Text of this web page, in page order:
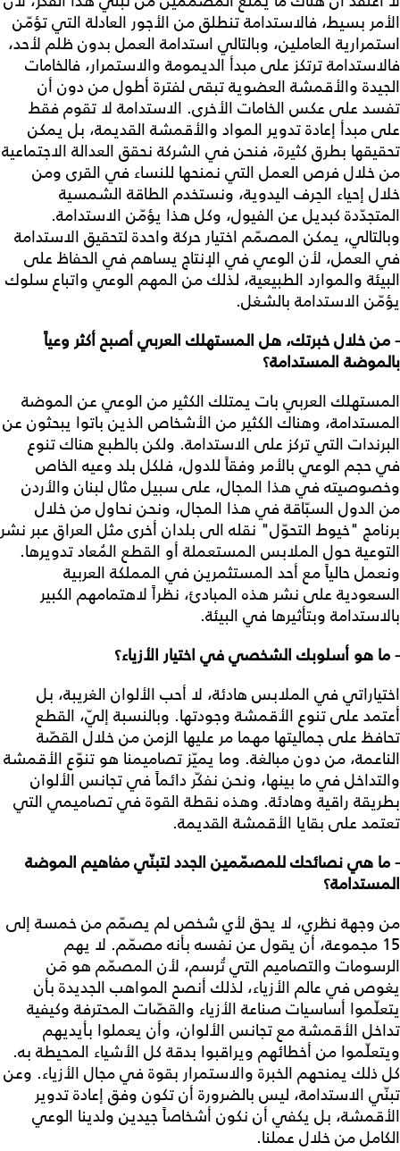
الأمر بسيط، فالاستدامة تنطلق من الأجور العادلة التي تؤمّن
استمرارية العاملين، وبالتالي استدامة العمل بدون ظلم لأحد،
فالاستدامة ترتكز على مبدأ الديمومة والاستمرار، فالخامات
الجيدة والأقمشة العضوية تبقى لفترة أطول من دون أن
تفسد على عكس الخامات الأخرى. الاستدامة لا تقوم فقط
على مبدأ إعادة تدوير المواد والأقمشة القديمة، بل يمكن
تحقيقها بطرق كثيرة، فنحن في الشركة نحقق العدالة الاجتماعية
من خلال فرص العمل التي نمنحها للنساء في القرى ومن
خلال إحياء الحِرف اليدوية، ونستخدم الطاقة الشمسية
المتجدّدة كبديل عن الفيول، وكل هذا يؤمّن الاستدامة.
وبالتالي، يمكن المصمّم اختيار حركة واحدة لتحقيق الاستدامة
في العمل، لأن الوعي في الإنتاج يساهم في الحفاظ على
البيئة والموارد الطبيعية، لذلك من المهم الوعي واتباع سلوك
يؤمّن الاستدامة بالشغل.
- من خلال خبرتك، هل المستهلك العربي أصبح أكثر وعياً
بالموضة المستدامة؟
المستهلك العربي بات يمتلك الكثير من الوعي عن الموضة
المستدامة، وهناك الكثير من الأشخاص الذين باتوا يبحثون عن
البرندات التي تركز على الاستدامة. ولكن بالطبع هناك تنوع
في حجم الوعي بالأمر وفقاً للدول، فلكل بلد وعيه الخاص
وخصوصيته في هذا المجال، على سبيل مثال لبنان والأردن
من الدول السبّاقة في هذا المجال، ونحن نحاول من خلال
برنامج "خيوط التحوّل" نقله الى بلدان أخرى مثل العراق عبر نشر
التوعية حول الملابس المستعملة أو القطع المُعاد تدويرها.
ونعمل حالياً مع أحد المستثمرين في المملكة العربية
السعودية على نشر هذه المبادئ، نظراً لاهتمامهم الكبير
بالاستدامة وبتأثيرها في البيئة.
- ما هو أسلوبك الشخصي في اختيار الأزياء؟
اختياراتي في الملابس هادئة، لا أحب الألوان الغريبة، بل
أعتمد على تنوع الأقمشة وجودتها. وبالنسبة إليّ، القطع
تحافظ على جماليتها مهما مر عليها الزمن من خلال القصّة
الناعمة، من دون مبالغة. وما يميّز تصاميمنا هو تنوّع الأقمشة
والتداخل في ما بينها، ونحن نفكّر دائماً في تجانس الألوان
بطريقة راقية وهادئة. وهذه نقطة القوة في تصاميمي التي
تعتمد على بقايا الأقمشة القديمة.
- ما هي نصائحك للمصمّمين الجدد لتبنّي مفاهيم الموضة
المستدامة؟
من وجهة نظري، لا يحق لأي شخص لم يصمّم من خمسة إلى
15 مجموعة، أن يقول عن نفسه بأنه مصمّم. لا يهم
الرسومات والتصاميم التي تُرسم، لأن المصمّم هو مَن
يغوص في عالم الأزياء، لذلك أنصح المواهب الجديدة بأن
يتعلّموا أساسيات صناعة الأزياء والقصّات المحترفة وكيفية
تداخل الأقمشة مع تجانس الألوان، وأن يعملوا بأيديهم
ويتعلّموا من أخطائهم ويراقبوا بدقة كل الأشياء المحيطة به.
كل ذلك يمنحهم الخبرة والاستمرار بقوة في مجال الأزياء. وعن
تبنّي الاستدامة، ليس بالضرورة أن تكون وفق إعادة تدوير
الأقمشة، بل يكفي أن نكون أشخاصاً جيدين ولدينا الوعي
الكامل من خلال عملنا.